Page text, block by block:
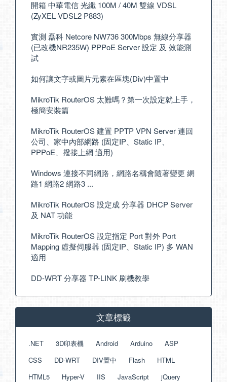
開箱 中華電信 光纖 100M / 40M 雙線 VDSL
(ZyXEL VDSL2 P883)
實測 磊科 Netcore NW736 300Mbps 無線分享器
(已改機NR235W) PPPoE Server 設定 及 效能測
試
如何讓文字或圖片元素在區塊(Div)中置中
MikroTik RouterOS 太難嗎？第一次設定就上手，
極簡安裝篇
MikroTik RouterOS 建置 PPTP VPN Server 連回
公司、家中內部網路 (固定IP、Static IP、
PPPoE、撥接上網 適用)
Windows 連接不同網路，網路名稱會隨著變更 網
路1 網路2 網路3 ...
MikroTik RouterOS 設定成 分享器 DHCP Server
及 NAT 功能
MikroTik RouterOS 設定指定 Port 對外 Port
Mapping 虛擬伺服器 (固定IP、Static IP) 多 WAN
適用
DD-WRT 分享器 TP-LINK 刷機教學
文章標籤
.NET 3D印表機 Android Arduino
ASP
CSS
DD-WRT DIV置中 Flash
HTML
HTML5
Hyper-V IIS JavaScript
jQuery